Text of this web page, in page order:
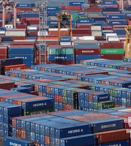
]
틀